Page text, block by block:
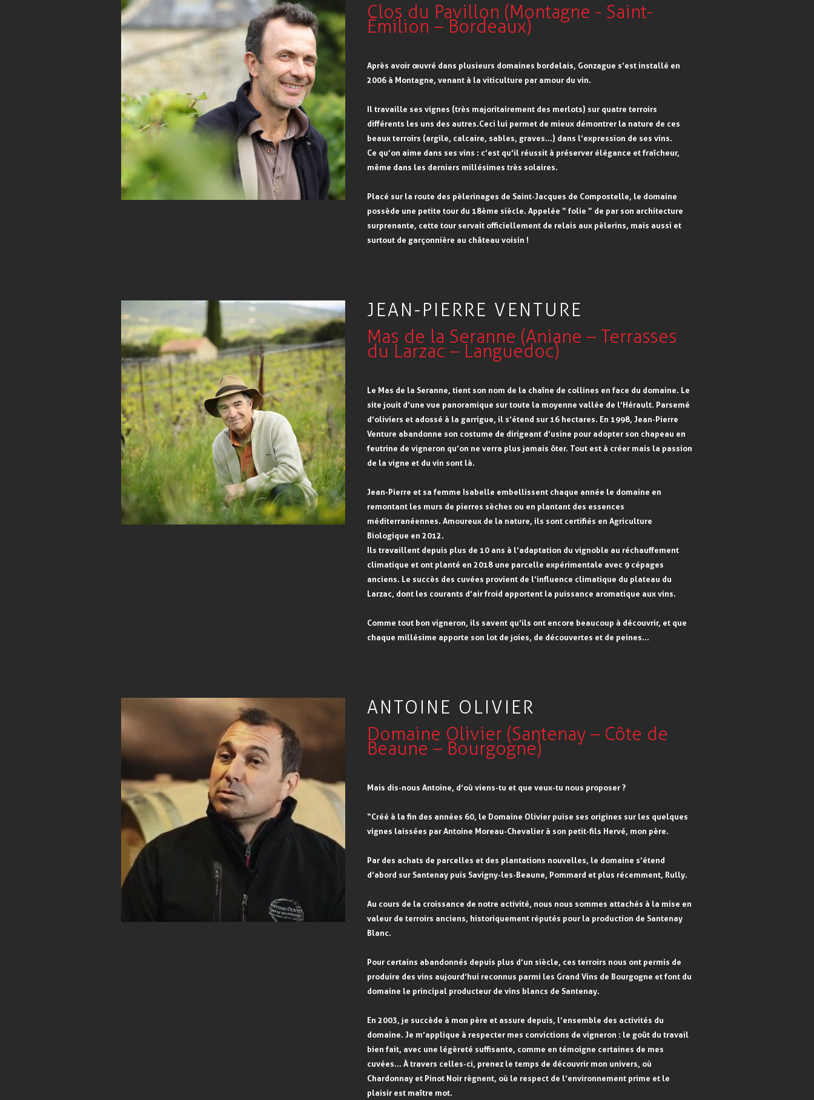
Clos du Pavillon (Montagne - Saint-
Émilion – Bordeaux)
Après avoir œuvré dans plusieurs domaines bordelais, Gonzague s’est installé en
2006 à Montagne, venant à la viticulture par amour du vin.
Il travaille ses vignes (très majoritairement des merlots) sur quatre terroirs
différents les uns des autres. Ceci lui permet de mieux démontrer la nature de ces
beaux terroirs (argile, calcaire, sables, graves…) dans l’expression de ses vins.
Ce qu’on aime dans ses vins : c’est qu’il réussit à préserver élégance et fraîcheur,
même dans les derniers millésimes très solaires.
Placé sur la route des pèlerinages de Saint-Jacques de Compostelle, le domaine
possède une petite tour du 18ème siècle. Appelée “ folie ” de par son architecture
surprenante, cette tour servait officiellement de relais aux pèlerins, mais aussi et
surtout de garçonnière au château voisin !
JEAN-PIERRE VENTURE
Mas de la Seranne (Aniane – Terrasses
du Larzac – Languedoc)
Le Mas de la Seranne, tient son nom de la chaîne de collines en face du domaine. Le
site jouit d’une vue panoramique sur toute la moyenne vallée de l’Hérault. Parsemé
d’oliviers et adossé à la garrigue, il s’étend sur 16 hectares. En 1998, Jean-Pierre
Venture abandonne son costume de dirigeant d’usine pour adopter son chapeau en
feutrine de vigneron qu’on ne verra plus jamais ôter. Tout est à créer mais la passion
de la vigne et du vin sont là.
Jean-Pierre et sa femme Isabelle embellissent chaque année le domaine en
remontant les murs de pierres sèches ou en plantant des essences
méditerranéennes. Amoureux de la nature, ils sont certifiés en Agriculture
Biologique en 2012.
Ils travaillent depuis plus de 10 ans à l’adaptation du vignoble au réchauffement
climatique et ont planté en 2018 une parcelle expérimentale avec 9 cépages
anciens. Le succès des cuvées provient de l’influence climatique du plateau du
Larzac, dont les courants d’air froid apportent la puissance aromatique aux vins.
Comme tout bon vigneron, ils savent qu’ils ont encore beaucoup à découvrir, et que
chaque millésime apporte son lot de joies, de découvertes et de peines…
ANTOINE OLIVIER
Domaine Olivier (Santenay – Côte de
Beaune – Bourgogne)
Mais dis-nous Antoine, d’où viens-tu et que veux-tu nous proposer ?
“Créé à la fin des années 60, le Domaine Olivier puise ses origines sur les quelques
vignes laissées par Antoine Moreau-Chevalier à son petit-fils Hervé, mon père.
Par des achats de parcelles et des plantations nouvelles, le domaine s’étend
d’abord sur Santenay puis Savigny-les-Beaune, Pommard et plus récemment, Rully.
Au cours de la croissance de notre activité, nous nous sommes attachés à la mise en
valeur de terroirs anciens, historiquement réputés pour la production de Santenay
Blanc.
Pour certains abandonnés depuis plus d’un siècle, ces terroirs nous ont permis de
produire des vins aujourd’hui reconnus parmi les Grand Vins de Bourgogne et font du
domaine le principal producteur de vins blancs de Santenay.
En 2003, je succède à mon père et assure depuis, l’ensemble des activités du
domaine. Je m’applique à respecter mes convictions de vigneron : le goût du travail
bien fait, avec une légèreté suffisante, comme en témoigne certaines de mes
cuvées… À travers celles-ci, prenez le temps de découvrir mon univers, où
Chardonnay et Pinot Noir règnent, où le respect de l’environnement prime et le
plaisir est maître mot.